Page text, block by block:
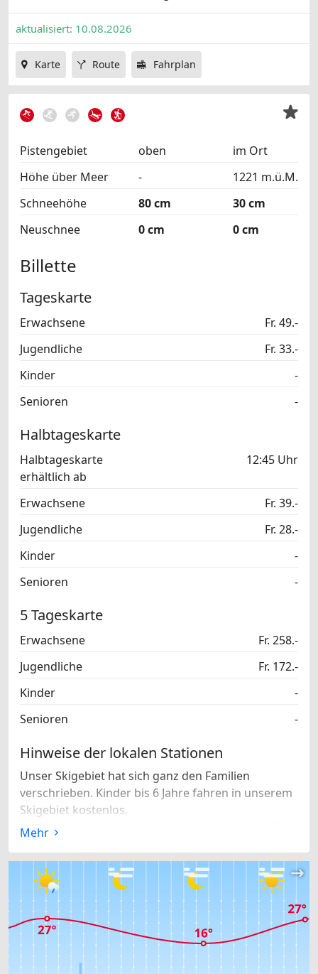
aktualisiert: 10.08.2026
Karte Route Fahrplan
Pistengebiet oben
im Ort
Höhe über Meer
-
1221 m.ü.M.
Schneehöhe
80 cm
30 cm
Neuschnee
0 cm 0 cm
Billette
Tageskarte
Erwachsene
Fr. 49.-
Jugendliche
Fr. 33.-
Kinder
-
Senioren
-
Halbtageskarte
Halbtageskarte
erhältlich ab
12:45 Uhr
Erwachsene
Fr. 39.-
Jugendliche
Fr. 28.-
Kinder
-
Senioren
-
5 Tageskarte
Erwachsene
Fr. 258.-
Jugendliche
Fr. 172.-
Kinder
-
Senioren
-
Hinweise der lokalen Stationen
​ Unser Skigebiet hat sich ganz den Familien
verschrieben. Kinder bis 6 Jahre fahren in unserem
Skigebiet kostenlos.
Die Wintersaison dauert vom 20. Dezember 2025
Kinderparadies "Swiss Snow Kids Village" mit
Zauberteppich und Winter-Kinderkarussell mitten
im Dorf. ​
Die Skilifte der Sportbahnen Unterbäch sind vom
20. Dezember 2025 bis 4. Januar 2026 und vom 31.
Januar 2026 bis 29. März 2026 jeweils von 9.00 bis
Mehr